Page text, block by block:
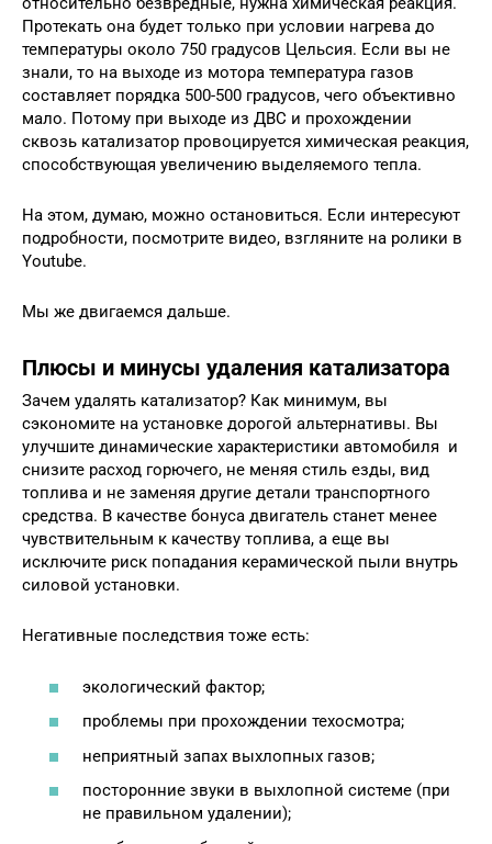
Протекать она будет только при условии нагрева до
температуры около 750 градусов Цельсия. Если вы не
знали, то на выходе из мотора температура газов
составляет порядка 500-500 градусов, чего объективно
мало. Потому при выходе из ДВС и прохождении
сквозь катализатор провоцируется химическая реакция,
способствующая увеличению выделяемого тепла.
На этом, думаю, можно остановиться. Если интересуют
подробности, посмотрите видео, взгляните на ролики в
Youtube.
Мы же двигаемся дальше.
Плюсы и минусы удаления катализатора
Зачем удалять катализатор? Как минимум, вы
сэкономите на установке дорогой альтернативы. Вы
улучшите динамические характеристики автомобиля и
снизите расход горючего, не меняя стиль езды, вид
топлива и не заменяя другие детали транспортного
средства. В качестве бонуса двигатель станет менее
чувствительным к качеству топлива, а еще вы
исключите риск попадания керамической пыли внутрь
силовой установки.
Негативные последствия тоже есть:
экологический фактор;
проблемы при прохождении техосмотра;
неприятный запах выхлопных газов;
посторонние звуки в выхлопной системе (при
не правильном удалении);